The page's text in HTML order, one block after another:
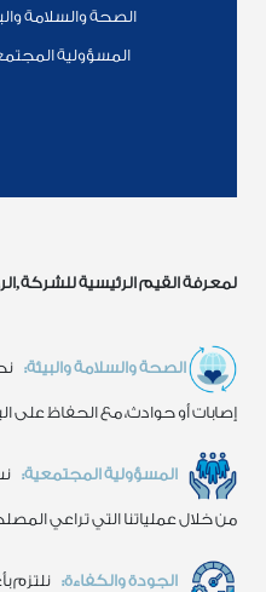
الصحة والسلامة
المسؤولية
لمعرفة القيم الرئيسية
الصحة والسلامة والبيئة:
إصابات أو حوادث، مع الحفاظ على
المسؤولية المجتمعية:
من خلال عملياتنا التي تراعي
الجودة والكفاءة: نلتزم